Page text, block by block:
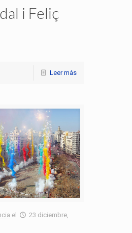
i Feliç
Leer más
el
23 diciembre,